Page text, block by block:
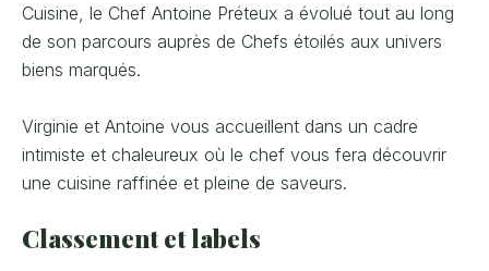
Cuisine, le Chef Antoine Préteux a évolué tout au long
de son parcours auprès de Chefs étoilés aux univers
biens marqués.
Virginie et Antoine vous accueillent dans un cadre
intimiste et chaleureux où le chef vous fera découvrir
une cuisine raffinée et pleine de saveurs.
Classement et labels